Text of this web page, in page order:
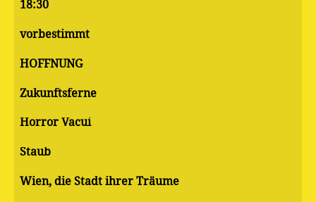
18:30
vorbestimmt
HOFFNUNG
Zukunftsferne
Horror Vacui
Staub
Wien, die Stadt ihrer Träume